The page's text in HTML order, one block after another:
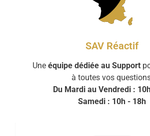
SAV Réactif
Une équipe dédiée au Support
à toutes vos
Du Mardi au Vendredi :
Samedi : 10h - 18h